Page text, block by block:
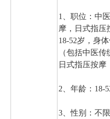
1、职位：中
摩，日式指压
18-52岁，身
（包括中医
日式指压按摩
2、年龄：18-
3、性别：不限